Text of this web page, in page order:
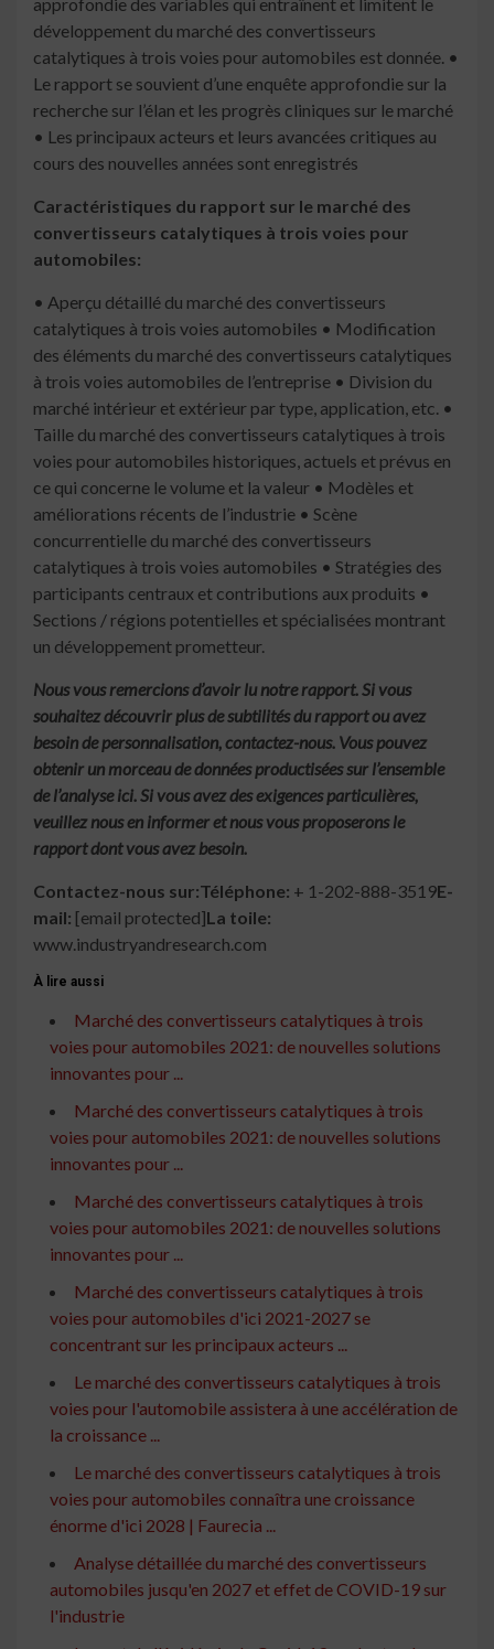
développement du marché des convertisseurs
catalytiques à trois voies pour automobiles est donnée. •
Le rapport se souvient d’une enquête approfondie sur la
recherche sur l’élan et les progrès cliniques sur le marché
• Les principaux acteurs et leurs avancées critiques au
cours des nouvelles années sont enregistrés
Caractéristiques du rapport sur le marché des
convertisseurs catalytiques à trois voies pour
automobiles:
• Aperçu détaillé du marché des convertisseurs
catalytiques à trois voies automobiles • Modification
des éléments du marché des convertisseurs catalytiques
à trois voies automobiles de l’entreprise • Division du
marché intérieur et extérieur par type, application, etc. •
Taille du marché des convertisseurs catalytiques à trois
voies pour automobiles historiques, actuels et prévus en
ce qui concerne le volume et la valeur • Modèles et
améliorations récents de l’industrie • Scène
concurrentielle du marché des convertisseurs
catalytiques à trois voies automobiles • Stratégies des
participants centraux et contributions aux produits •
Sections / régions potentielles et spécialisées montrant
un développement prometteur.
Nous vous remercions d’avoir lu notre rapport. Si vous
souhaitez découvrir plus de subtilités du rapport ou avez
besoin de personnalisation, contactez-nous. Vous pouvez
obtenir un morceau de données productisées sur l’ensemble
de l’analyse ici. Si vous avez des exigences particulières,
veuillez nous en informer et nous vous proposerons le
rapport dont vous avez besoin.
Contactez-nous sur:Téléphone: + 1-202-888-3519E-
mail: [email protected]La toile:
www.industryandresearch.com
À lire aussi
Marché des convertisseurs catalytiques à trois
voies pour automobiles 2021: de nouvelles solutions
innovantes pour ...
Marché des convertisseurs catalytiques à trois
voies pour automobiles 2021: de nouvelles solutions
innovantes pour ...
Marché des convertisseurs catalytiques à trois
voies pour automobiles 2021: de nouvelles solutions
innovantes pour ...
Marché des convertisseurs catalytiques à trois
voies pour automobiles d'ici 2021-2027 se
concentrant sur les principaux acteurs ...
Le marché des convertisseurs catalytiques à trois
voies pour l'automobile assistera à une accélération de
la croissance ...
Le marché des convertisseurs catalytiques à trois
voies pour automobiles connaîtra une croissance
énorme d'ici 2028 | Faurecia ...
Analyse détaillée du marché des convertisseurs
automobiles jusqu'en 2027 et effet de COVID-19 sur
l'industrie